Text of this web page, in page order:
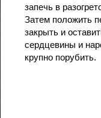
запечь в
Затем положить
закрыть и
сердцевины и
крупно порубить.